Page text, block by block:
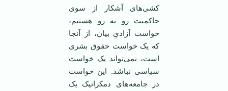
کشی‌های آشکار از سوی
حاکمیت رو به رو هستیم،
خواست آزادیِ بیان، از آنجا
که یک خواست حقوق بشری
است، نمی‌تواند یک خواست
سیاسی نباشد. این خواست
در جامعه‌های دمکراتیک یک